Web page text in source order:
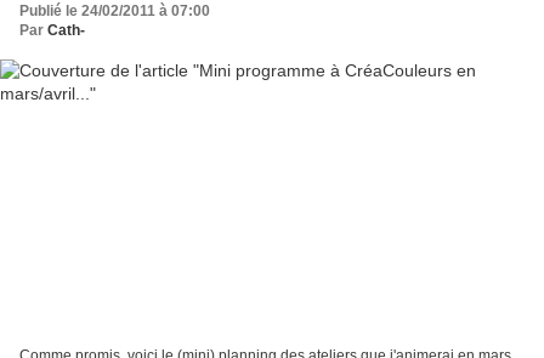
Publié le 24/02/2011 à 07:00
Par Cath-